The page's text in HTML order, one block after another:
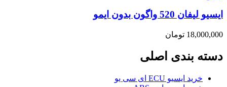
ایسیو لیفان 520 واگون بدون ایمو
18,000,000 تومان
دسته بندی اصلی
خرید ایسیو ECU ای سی یو